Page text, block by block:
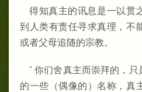
得知真主的讯息是一以贯
到人类有责任寻求真理，不
或者父母追随的宗教。
“ 你们舍真主而崇拜的，
的一些（偶像的）名称，真